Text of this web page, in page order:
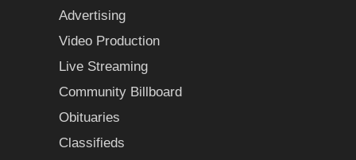
Advertising
Video Production
Live Streaming
Community Billboard
Obituaries
Classifieds